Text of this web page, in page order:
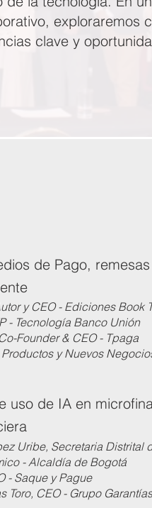
exploraremos
clave y
de Pago,
y CEO - Ediciones Book
- Tecnología Banco Unión
Founder & CEO - Tpaga
y Nuevos
uso de IA en
Uribe, Secretaria Distrital
- Alcaldía de Bogotá
- Saque y Pague
Toro, CEO - Grupo Garantías